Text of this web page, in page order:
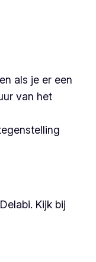
als je er een
van het
Kijk bij